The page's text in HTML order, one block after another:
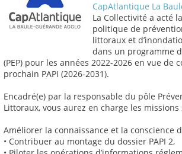
CapAtlantique La
La Collectivité a acté
politique de
littoraux et
dans un programme
(PEP) pour les années 2022-2026 en vue de
prochain PAPI (2026-2031).
Encadré(e) par la responsable du pôle
Littoraux, vous aurez en charge les missions
Améliorer la connaissance et la conscience
• Contribuer au montage du dossier PAPI 2,